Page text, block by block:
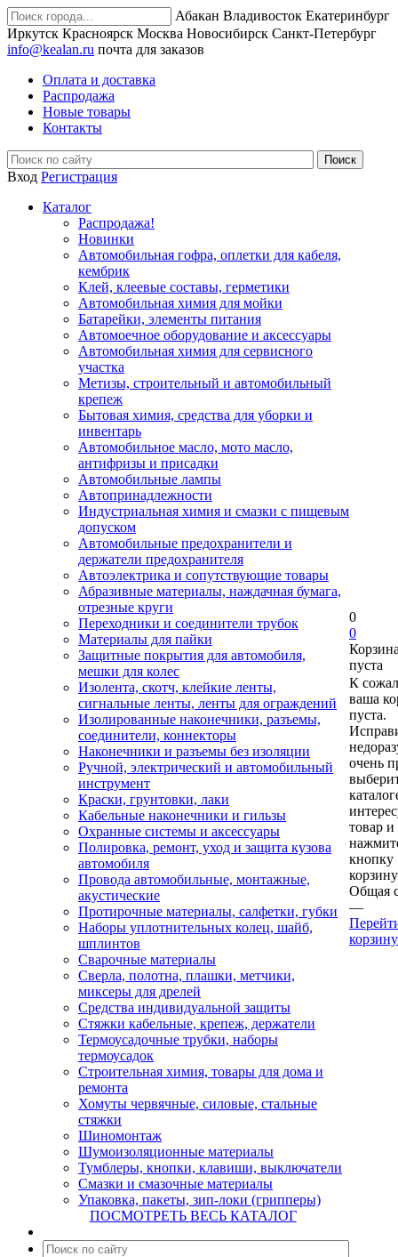
Абакан Владивосток Екатеринбург
Иркутск Красноярск Москва Новосибирск Санкт-Петербург
info@kealan.ru почта для заказов
Оплата и доставка
Распродажа
Новые товары
Контакты
Вход Регистрация
Каталог
Распродажа!
Новинки
Автомобильная гофра, оплетки для кабеля,
кембрик
Клей, клеевые составы, герметики
Автомобильная химия для мойки
Батарейки, элементы питания
Автомоечное оборудование и аксессуары
Автомобильная химия для сервисного
участка
Метизы, строительный и автомобильный
крепеж
Бытовая химия, средства для уборки и
инвентарь
Автомобильное масло, мото масло,
антифризы и присадки
Автомобильные лампы
Автопринадлежности
Индустриальная химия и смазки с пищевым
допуском
Автомобильные предохранители и
держатели предохранителя
Автоэлектрика и сопутствующие товары
Абразивные материалы, наждачная бумага,
отрезные круги
Переходники и соединители трубок
Материалы для пайки
Защитные покрытия для автомобиля,
мешки для колес
Изолента, скотч, клейкие ленты,
сигнальные ленты, ленты для ограждений
Изолированные наконечники, разъемы,
соединители, коннекторы
Наконечники и разъемы без изоляции
Ручной, электрический и автомобильный
инструмент
Краски, грунтовки, лаки
Кабельные наконечники и гильзы
Охранные системы и аксессуары
Полировка, ремонт, уход и защита кузова
автомобиля
Провода автомобильные, монтажные,
акустические
Протирочные материалы, салфетки, губки
Наборы уплотнительных колец, шайб,
шплинтов
Сварочные материалы
Сверла, полотна, плашки, метчики,
миксеры для дрелей
Средства индивидуальной защиты
Стяжки кабельные, крепеж, держатели
Термоусадочные трубки, наборы
термоусадок
Строительная химия, товары для дома и
ремонта
Хомуты червячные, силовые, стальные
стяжки
Шиномонтаж
Шумоизоляционные материалы
Тумблеры, кнопки, клавиши, выключатели
Смазки и смазочные материалы
Упаковка, пакеты, зип-локи (грипперы)
ПОСМОТРЕТЬ ВЕСЬ КАТАЛОГ
0
0
пуста
К
ваша
пуста.
очень
товар и
кнопку
Общая
—
корзину